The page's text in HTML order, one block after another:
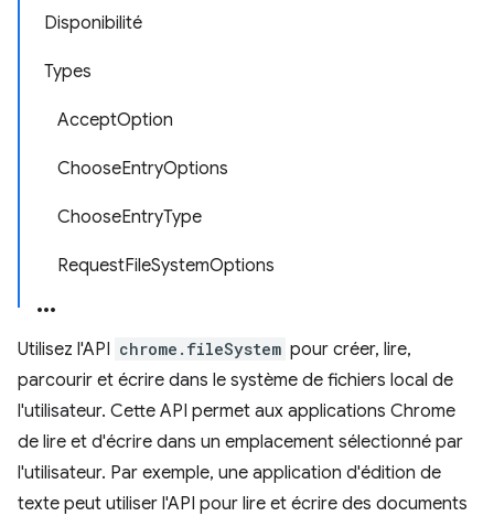
Disponibilité
Types
AcceptOption
ChooseEntryOptions
ChooseEntryType
RequestFileSystemOptions
Utilisez l'API chrome.fileSystem pour créer, lire,
parcourir et écrire dans le système de fichiers local de
l'utilisateur. Cette API permet aux applications Chrome
de lire et d'écrire dans un emplacement sélectionné par
l'utilisateur. Par exemple, une application d'édition de
texte peut utiliser l'API pour lire et écrire des documents